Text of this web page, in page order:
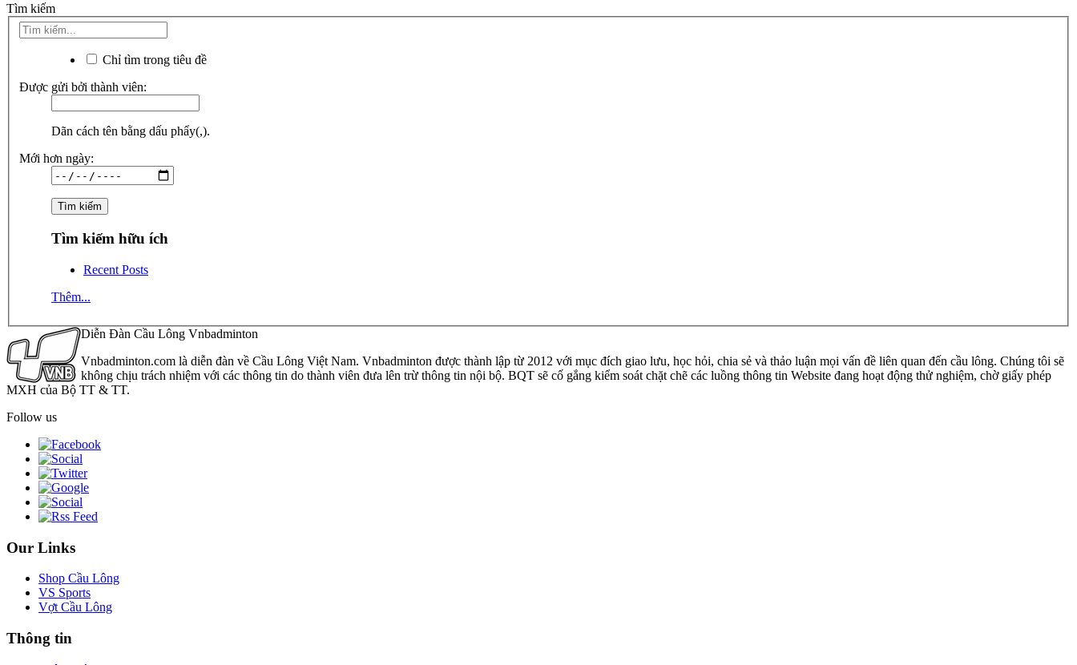
Tìm kiếm
Chỉ tìm trong tiêu đề
Được gửi bởi thành viên:
Dãn cách tên bằng dấu phẩy(,).
Mới hơn ngày:
Tìm kiếm hữu ích
Recent Posts
Thêm...
Diễn Đàn Cầu Lông Vnbadminton
Vnbadminton.com là diễn đàn về Cầu Lông Việt Nam. Vnbadminton được thành lập từ 2012 với mục đích giao lưu, học hỏi, chia sẻ và thảo luận mọi vấn đề liên quan đến cầu lông. Chúng tôi sẽ
không chịu trách nhiệm với các thông tin do thành viên đưa lên trừ thông tin nội bộ. BQT sẽ cố gắng kiểm soát chặt chẽ các luồng thông tin Website đang hoạt động thử nghiệm, chờ giấy phép
MXH của Bộ TT & TT.
Follow us
Our Links
Shop Cầu Lông
VS Sports
Vợt Cầu Lông
Thông tin